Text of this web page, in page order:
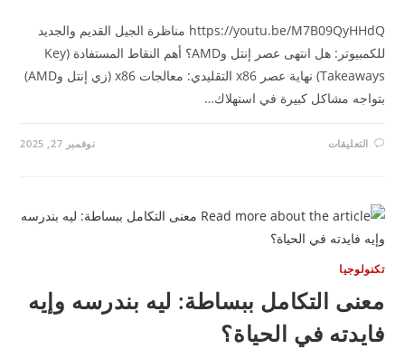
https://youtu.be/M7B09QyHHdQ مناظرة الجيل القديم والجديد
للكمبيوتر: هل انتهى عصر إنتل وAMD؟ أهم النقاط المستفادة (Key
Takeaways) نهاية عصر x86 التقليدي: معالجات x86 (زي إنتل وAMD)
مشاكل كبيرة في استهلاك…
التعليقاتعلى
مناظرة
هل
انتهى
عصر
انتل
ايه
مغلقة
نوفمبر 27, 2025
التكامل ببساطة: ليه بندرسه وإيه
في الحياة؟